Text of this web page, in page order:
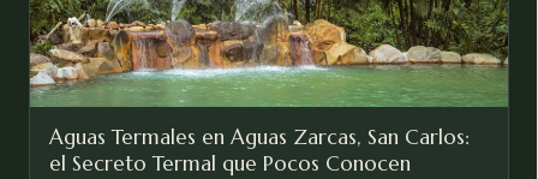
Aguas Termales en Aguas Zarcas, San Carlos:
el Secreto Termal que Pocos Conocen